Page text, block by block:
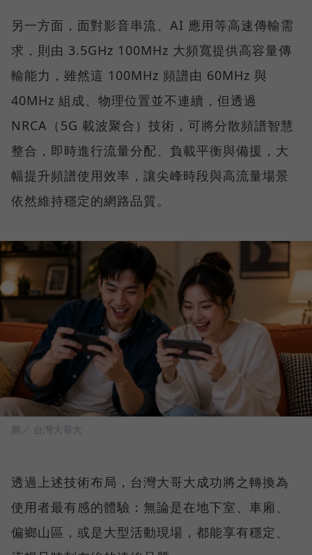
另一方面，面對影音串流、AI 應用等高速傳輸需
求，則由 3.5GHz 100MHz 大頻寬提供高容量傳
輸能力，雖然這 100MHz 頻譜由 60MHz 與
40MHz 組成、物理位置並不連續，但透過
NRCA（5G 載波聚合）技術，可將分散頻譜智慧
整合，即時進行流量分配、負載平衡與備援，大
幅提升頻譜使用效率，讓尖峰時段與高流量場景
依然維持穩定的網路品質。
圖／ 台灣大哥大
透過上述技術布局，台灣大哥大成功將之轉換為
使用者最有感的體驗：無論是在地下室、車廂、
偏鄉山區，或是大型活動現場，都能享有穩定、